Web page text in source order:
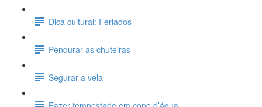
Dica cultural: Feriados
Pendurar as chuteiras
Segurar a vela